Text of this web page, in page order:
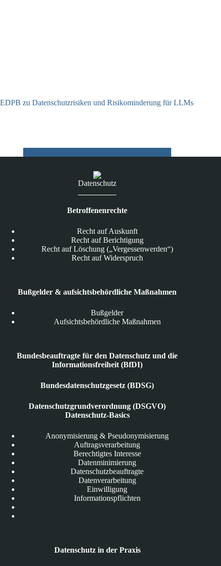
EDPB zu Datenschutzrisiken und Risikominderung für LLMs
Datenschutz
Betroffenenrechte
Recht auf Auskunft
Recht auf Berichtigung
Recht auf Löschung („Vergessenwerden“)
Recht auf Widerspruch
Bußgelder & aufsichtsbehördliche Maßnahmen
Bußgelder
Aufsichtsbehördliche Maßnahmen
Bundesbeauftragte für den Datenschutz und die
Informationsfreiheit (BfDI)
Bundesdatenschutzgesetz (BDSG)
Datenschutzgrundverordnung (DSGVO)
Datenschutz-Basics
Anonymisierung & Pseudonymisierung
Auftragsverarbeitung
Berechtigtes Interesse
Datenminimierung
Datenschutzbeauftragte
Datenverarbeitung
Einwilligung
Informationspflichten
Datenschutz in der Praxis